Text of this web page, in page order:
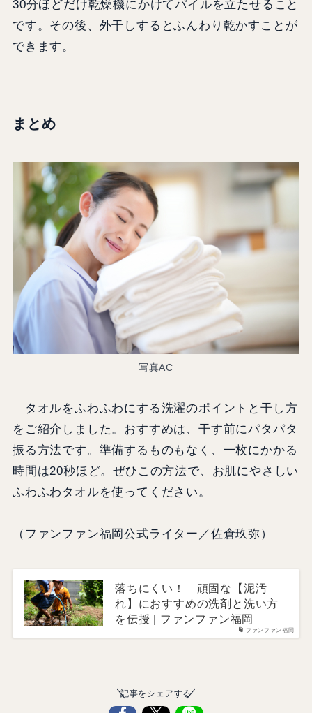
30分ほどだけ乾燥機にかけてパイルを立たせること
です。その後、外干しするとふんわり乾かすことが
できます。
まとめ
写真AC
タオルをふわふわにする洗濯のポイントと干し方
をご紹介しました。おすすめは、干す前にパタパタ
振る方法です。準備するものもなく、一枚にかかる
時間は20秒ほど。ぜひこの方法で、お肌にやさしい
ふわふわタオルを使ってください。
（ファンファン福岡公式ライター／佐倉玖弥）
ファンファン福岡
落ちにくい！ 頑固な【泥汚
れ】におすすめの洗剤と洗い方
を伝授 | ファンファン福岡
記事をシェアする